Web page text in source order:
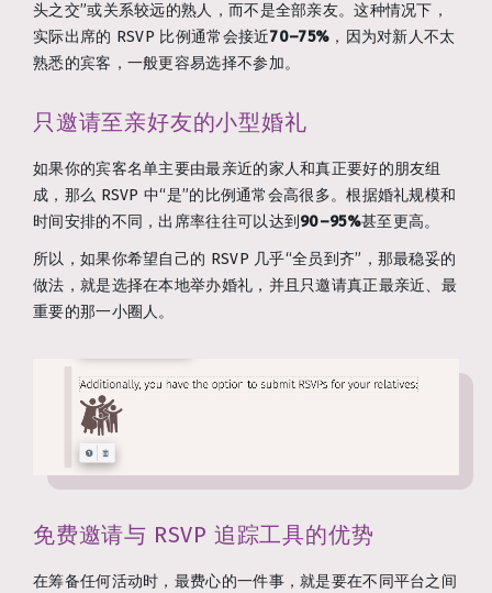
头之交”或关系较远的熟人，而不是全部亲友。这种情况下，
实际出席的 RSVP 比例通常会接近70–75% ，因为对新人不太
熟悉的宾客，一般更容易选择不参加。
只邀请至亲好友的小型婚礼
如果你的宾客名单主要由最亲近的家人和真正要好的朋友组
成，那么 RSVP 中“是”的比例通常会高很多。根据婚礼规模和
时间安排的不同，出席率往往可以达到 90–95%甚至更高。
所以，如果你希望自己的 RSVP 几乎“全员到齐”，那最稳妥的
做法，就是选择在本地举办婚礼，并且只邀请真正最亲近、最
重要的那一小圈人。
免费邀请与 RSVP 追踪工具的优势
在筹备任何活动时，最费心的一件事，就是要在不同平台之间